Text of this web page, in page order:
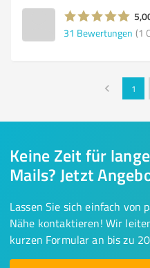
31 Bewertungen (1
1
Keine Zeit für
Mails? Jetzt
Lassen Sie sich einfach von
Nähe kontaktieren! Wir
kurzen Formular an bis zu